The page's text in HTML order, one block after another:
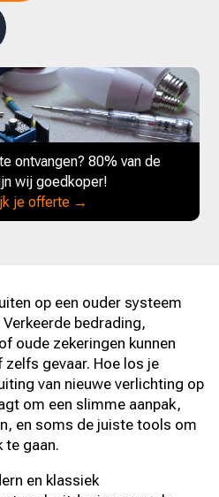
ontvangen? 80% van de
wij goedkoper!
je offerte →
op een ouder systeem
bedrading,
oude zekeringen kunnen
gevaar.​ Hoe los je
van nieuwe verlichting op
om een slimme aanpak,
en soms de juiste tools om
te gaan.​
en klassiek